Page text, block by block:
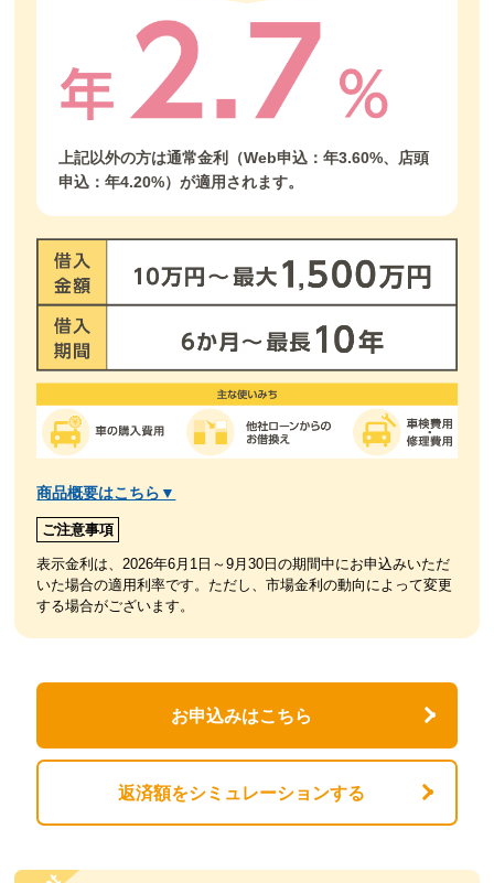
上記以外の方は通常金利（Web申込：年3.60%、店頭
申込：年4.20%）が適用されます。
商品概要はこちら▼
ご注意事項
表示金利は、2026年6月1日～9月30日の期間中にお申込みいただ
いた場合の適用利率です。ただし、市場金利の動向によって変更
する場合がございます。
お申込みはこちら
返済額をシミュレーションする